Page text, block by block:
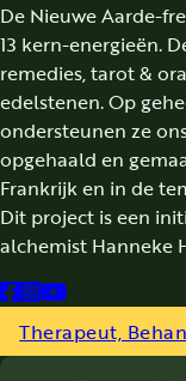
De Nieuwe Aarde-
13 kern-energieën.
remedies, tarot &
edelstenen. Op
ondersteunen ze
opgehaald en
Frankrijk en in de
Dit project is een
alchemist Hanneke
Follow us on
Follow us on
Follow us on
Therapeut,